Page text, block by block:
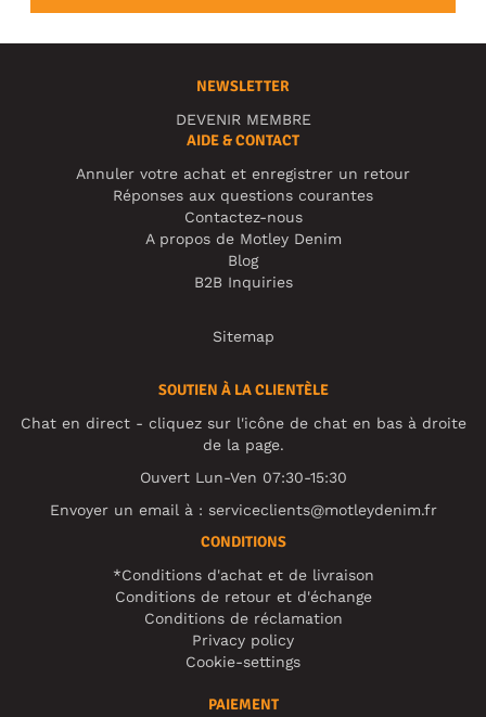
NEWSLETTER
DEVENIR MEMBRE
AIDE & CONTACT
Annuler votre achat et enregistrer un retour
Réponses aux questions courantes
Contactez-nous
A propos de Motley Denim
Blog
B2B Inquiries
Sitemap
SOUTIEN À LA CLIENTÈLE
Chat en direct - cliquez sur l'icône de chat en bas à droite
de la page.
Ouvert Lun-Ven 07:30-15:30
Envoyer un email à : serviceclients@motleydenim.fr
CONDITIONS
*Conditions d'achat et de livraison
Conditions de retour et d'échange
Conditions de réclamation
Privacy policy
Cookie-settings
PAIEMENT